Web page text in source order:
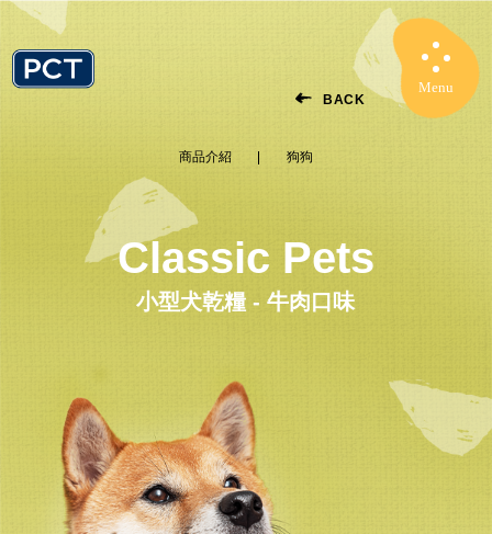
MenuClose
BACK
商品介紹 狗狗
Classic Pets
小型犬乾糧 - 牛肉口味